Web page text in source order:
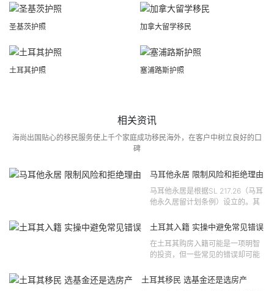
圣基茨护照 加拿大留学移民
土耳其护照 塞浦路斯护照
相关资讯
海尚出国贴心的移民服务使上千个家庭成功移民海外，在客户中树立良好的口
碑
马耳他永居 限制风险和拒绝理由
马耳他永居是根据SL 217.26（马耳
他永久居留计划条例）设立的。其
121 号法律公告，并随后根据2024
土耳其入籍 实操中避免常见错误
在土耳其购房入籍可能是一项明智
的投资，但一些常见的错误却可能
失。许多投资者轻信营销宣传或不
土耳其移民 选基金还是选房产